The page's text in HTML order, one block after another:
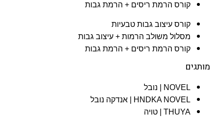
קורס הרמת ריסים + הרמת גבות
קורס עיצוב גבות טבעיות
מסלול משולב הרמות + עיצוב גבות​
קורס הרמת ריסים + הרמת גבות
מותגים
NOVEL | נובל
HNDKA NOVEL | אנדקה נובל
THUYA | טויה